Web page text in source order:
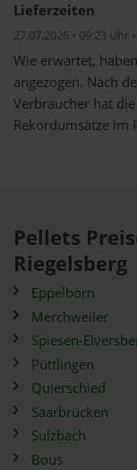
Lieferzeiten
27.07.2026 • 09:23 Uhr
Wie erwartet,
angezogen. Nach
Verbraucher hat
Rekordumsätze im
Pellets
Riegelsberg
Eppelborn
Merchweiler
Spiesen-
Püttlingen
Quierschied
Saarbrücken
Sulzbach
Bous